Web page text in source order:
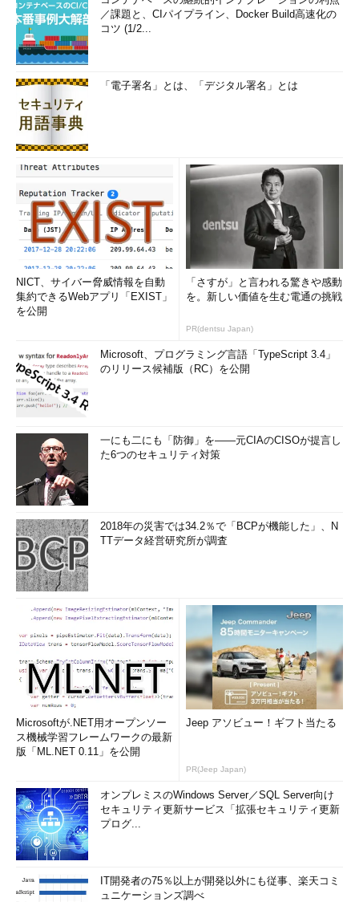
／課題と、CIパイプライン、Docker Build高速化の
コツ (1/2...
「電子署名」とは、「デジタル署名」とは
NICT、サイバー脅威情報を自動
集約できるWebアプリ「EXIST」
を公開
「さすが」と言われる驚きや感動
を。新しい価値を生む電通の挑戦
PR(dentsu Japan)
Microsoft、プログラミング言語「TypeScript 3.4」
のリリース候補版（RC）を公開
一にも二にも「防御」を――元CIAのCISOが提言し
た6つのセキュリティ対策
2018年の災害では34.2％で「BCPが機能した」、N
TTデータ経営研究所が調査
Microsoftが.NET用オープンソー
ス機械学習フレームワークの最新
版「ML.NET 0.11」を公開
Jeep アソビュー！ギフト当たる
PR(Jeep Japan)
オンプレミスのWindows Server／SQL Server向け
セキュリティ更新サービス「拡張セキュリティ更新
プログ...
IT開発者の75％以上が開発以外にも従事、楽天コミ
ュニケーションズ調べ